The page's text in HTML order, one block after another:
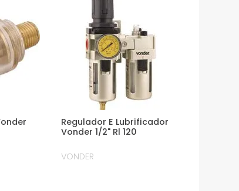
Regulador E Lubrificador
Vonder 1/2" Rl 120
VONDER